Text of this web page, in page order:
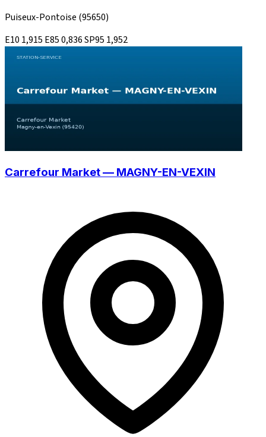
Puiseux-Pontoise (95650)
E10 1,915 E850,836SP95 1,952
Carrefour Market — MAGNY-EN-VEXIN